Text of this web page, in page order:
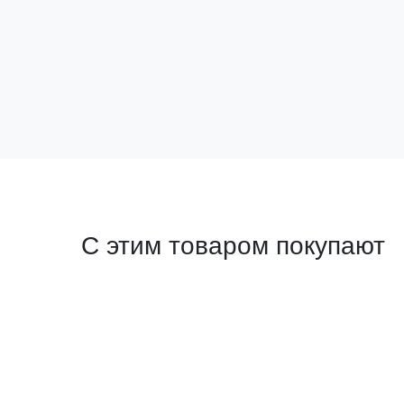
С этим товаром покупают